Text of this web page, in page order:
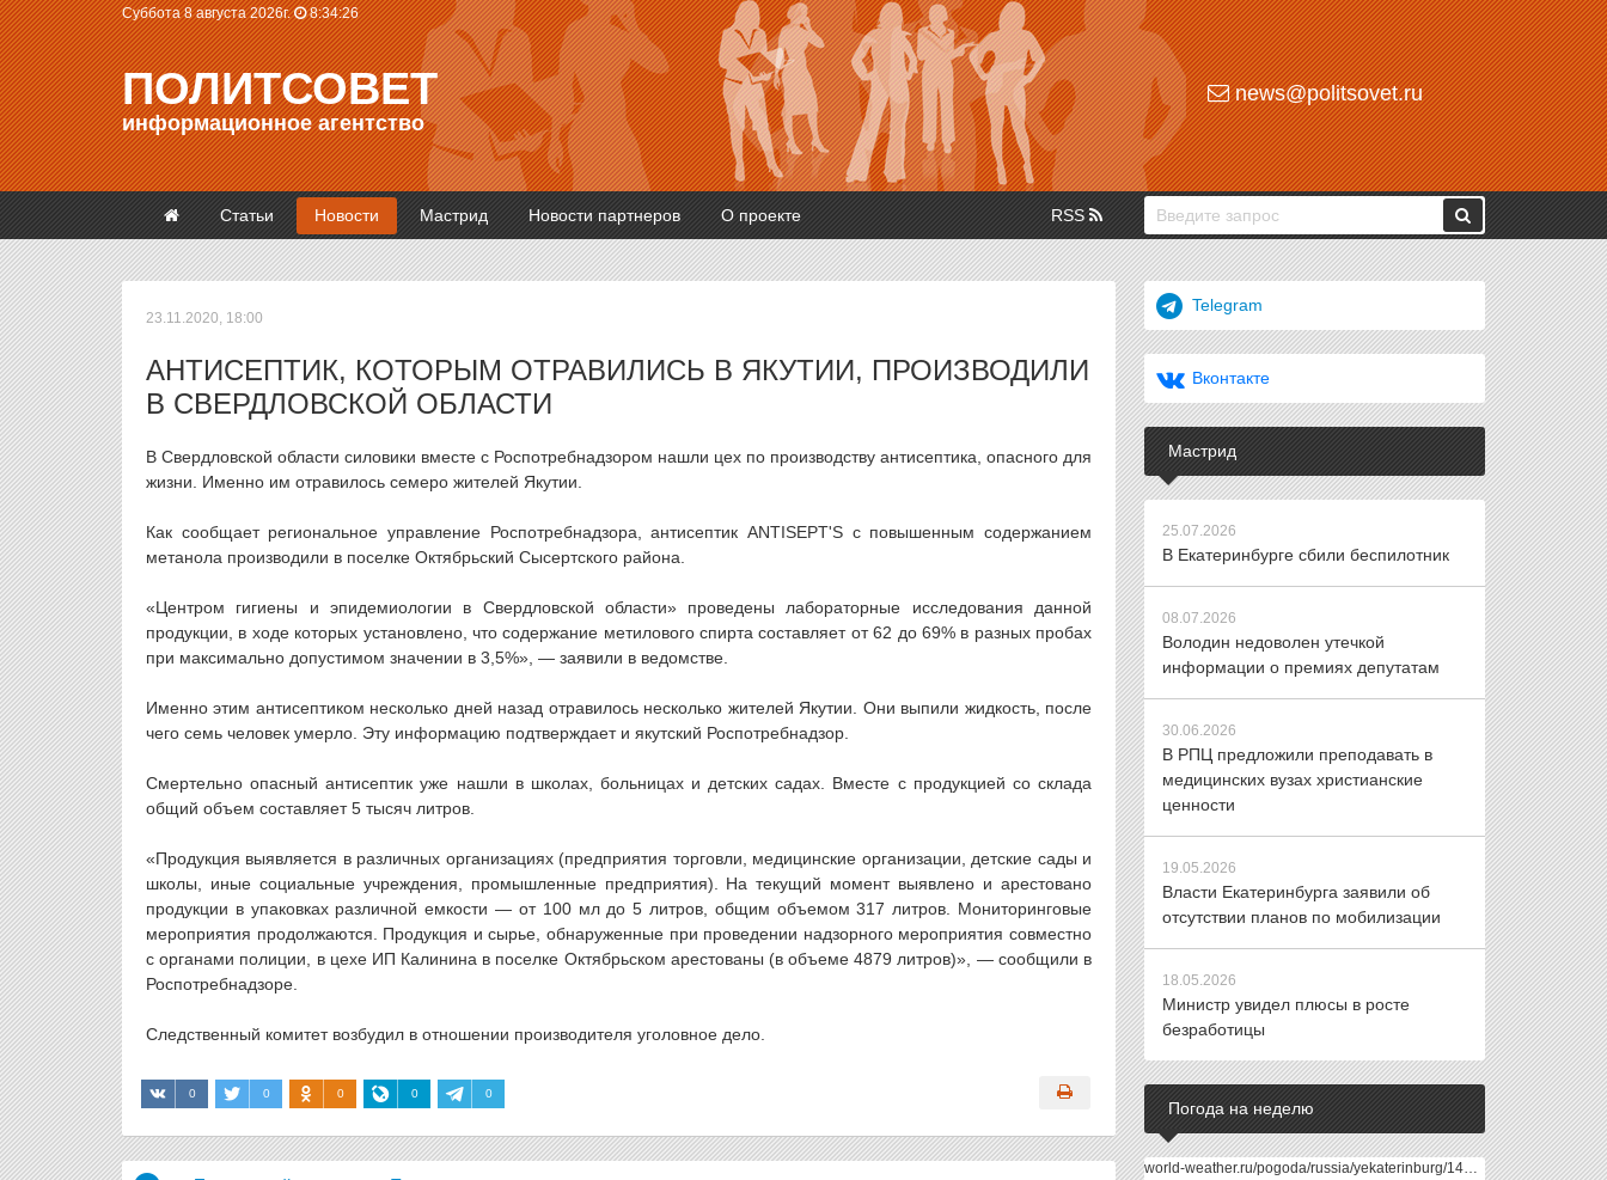
Суббота 8 августа 2026г. 8:34:27
ПОЛИТСОВЕТ
информационное агентство
news@politsovet.ru
Статьи Новости Мастрид Новости партнеров О проекте RSS
23.11.2020, 18:00
АНТИСЕПТИК, КОТОРЫМ ОТРАВИЛИСЬ В ЯКУТИИ, ПРОИЗВОДИЛИ
В СВЕРДЛОВСКОЙ ОБЛАСТИ
В Свердловской области силовики вместе с Роспотребнадзором нашли цех по производству антисептика, опасного для
жизни. Именно им отравилось семеро жителей Якутии.
Как сообщает региональное управление Роспотребнадзора, антисептик ANTISEPT'S с повышенным содержанием
метанола производили в поселке Октябрьский Сысертского района.
«Центром гигиены и эпидемиологии в Свердловской области» проведены лабораторные исследования данной
продукции, в ходе которых установлено, что содержание метилового спирта составляет от 62 до 69% в разных пробах
при максимально допустимом значении в 3,5%», — заявили в ведомстве.
Именно этим антисептиком несколько дней назад отравилось несколько жителей Якутии. Они выпили жидкость, после
чего семь человек умерло. Эту информацию подтверждает и якутский Роспотребнадзор.
Смертельно опасный антисептик уже нашли в школах, больницах и детских садах. Вместе с продукцией со склада
общий объем составляет 5 тысяч литров.
«Продукция выявляется в различных организациях (предприятия торговли, медицинские организации, детские сады и
школы, иные социальные учреждения, промышленные предприятия). На текущий момент выявлено и арестовано
продукции в упаковках различной емкости — от 100 мл до 5 литров, общим объемом 317 литров. Мониторинговые
мероприятия продолжаются. Продукция и сырье, обнаруженные при проведении надзорного мероприятия совместно
с органами полиции, в цехе ИП Калинина в поселке Октябрьском арестованы (в объеме 4879 литров)», — сообщили в
Роспотребнадзоре.
Следственный комитет возбудил в отношении производителя уголовное дело.
0 0 0 0 0
Telegram
Вконтакте
Мастрид
25.07.2026
В Екатеринбурге сбили беспилотник
08.07.2026
Володин недоволен утечкой
информации о премиях депутатам
30.06.2026
В РПЦ предложили преподавать в
медицинских вузах христианские
ценности
19.05.2026
Власти Екатеринбурга заявили об
отсутствии планов по мобилизации
18.05.2026
Министр увидел плюсы в росте
безработицы
Погода на неделю
world-weather.ru/pogoda/russia/yekaterinburg/14days/